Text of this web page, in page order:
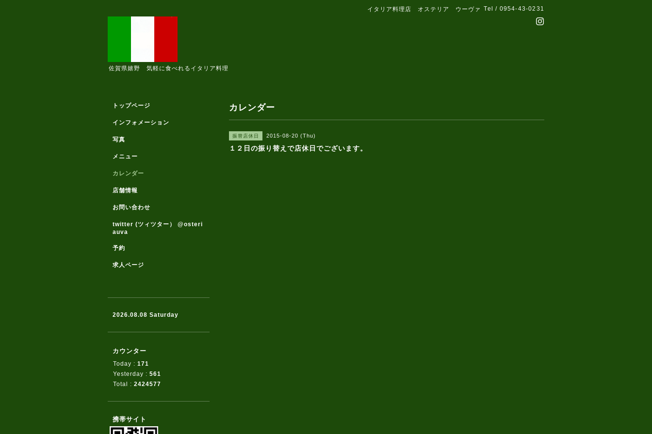
イタリア料理店 オステリア ウーヴァ Tel / 0954-43-0231
佐賀県嬉野 気軽に食べれるイタリア料理
カレンダー
振替店休日 2015-08-20 (Thu)
１２日の振り替えで店休日でございます。
トップページ
インフォメーション
写真
メニュー
カレンダー
店舗情報
お問い合わせ
twitter (ツィツター） @osteri
auva
予約
求人ページ
2026.08.08 Saturday
カウンター
Today : 171
Yesterday : 561
Total : 2424577
携帯サイト